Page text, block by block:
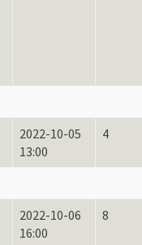
2022-10-05
13:00
4
2022-10-06
16:00
8